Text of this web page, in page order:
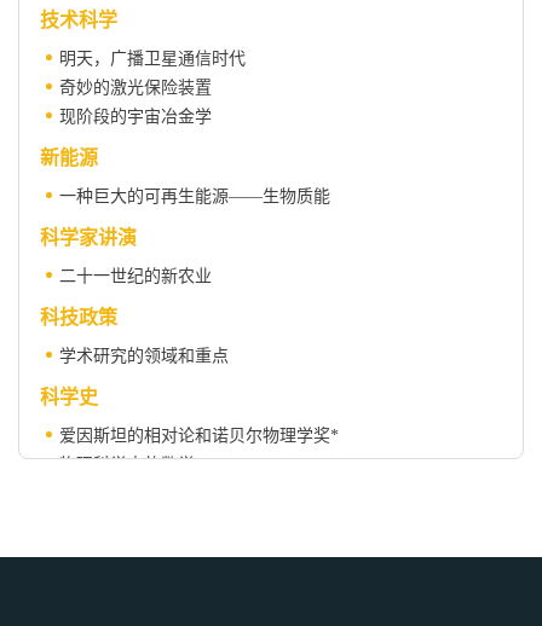
技术科学
明天，广播卫星通信时代
奇妙的激光保险装置
现阶段的宇宙冶金学
新能源
一种巨大的可再生能源——生物质能
科学家讲演
二十一世纪的新农业
科技政策
学术研究的领域和重点
科学史
爱因斯坦的相对论和诺贝尔物理学奖*
物理科学中的数学